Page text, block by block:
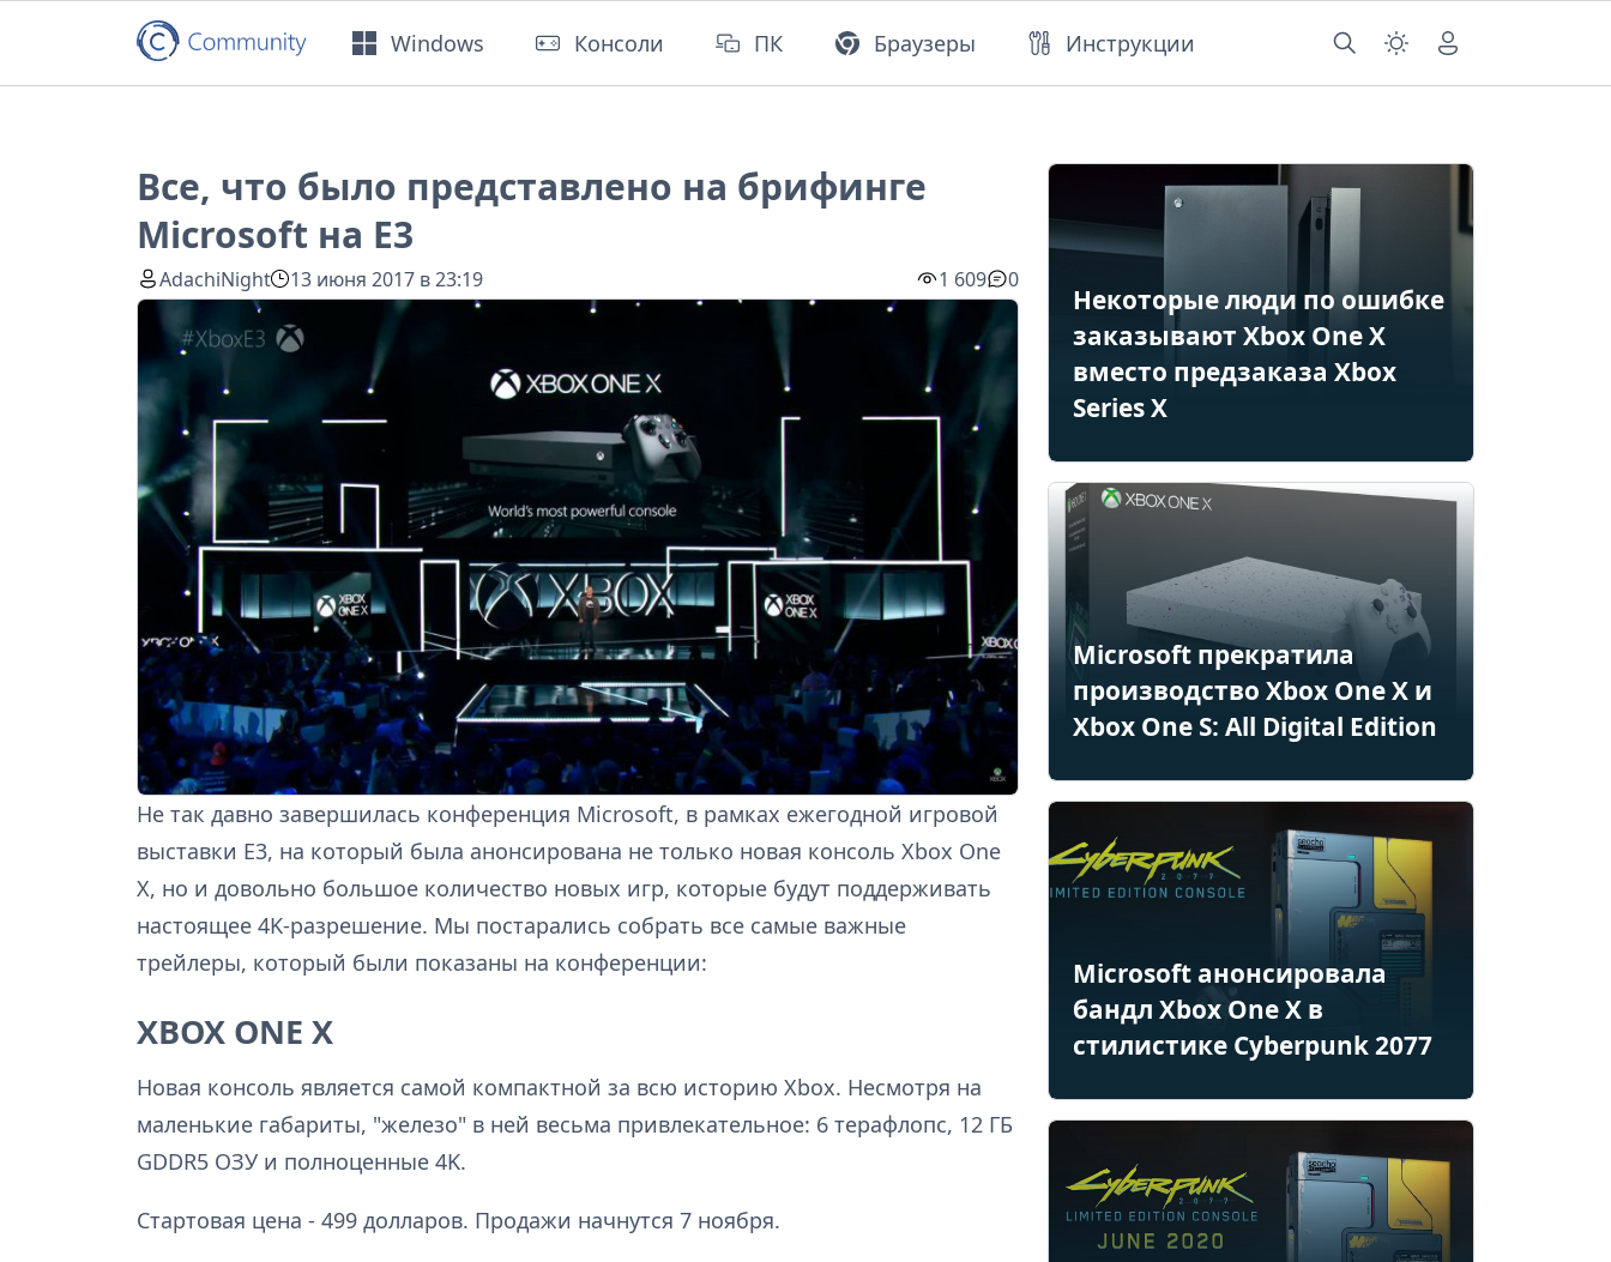
Windows Консоли ПК Браузеры Инструкции
Все, что было представлено на брифинге
Microsoft на E3
AdachiNight 13 июня 2017 в 23:19 1 609 0
Не так давно завершилась конференция Microsoft, в рамках ежегодной игровой
выставки Е3, на который была анонсирована не только новая консоль Xbox One
X, но и довольно большое количество новых игр, которые будут поддерживать
настоящее 4K-разрешение. Мы постарались собрать все самые важные
трейлеры, который были показаны на конференции:
XBOX ONE X
Новая консоль является самой компактной за всю историю Xbox. Несмотря на
маленькие габариты, "железо" в ней весьма привлекательное: 6 терафлопс, 12 ГБ
GDDR5 ОЗУ и полноценные 4K.
Стартовая цена - 499 долларов. Продажи начнутся 7 ноября.
Некоторые люди по ошибке
заказывают Xbox One X
вместо предзаказа Xbox
Series X
Microsoft прекратила
производство Xbox One X и
Xbox One S: All Digital Edition
Microsoft анонсировала
бандл Xbox One X в
стилистике Cyberpunk 2077